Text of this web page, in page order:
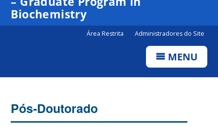
Biochemistry
Área Restrita Administradores do Site
MENU
Pós-Doutorado